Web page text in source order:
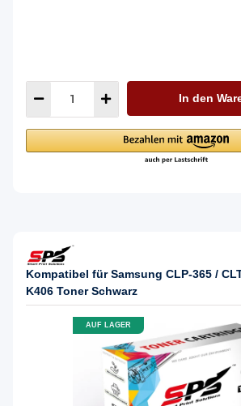
In den
Kompatibel für Samsung CLP-365 /
K406 Toner Schwarz
AUF LAGER